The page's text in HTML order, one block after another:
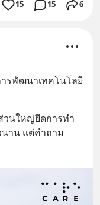
15 15 6
ารพัฒนาเทคโนโลยี
วนใหญ่ยึดการทำ
นาน แต่คำถาม